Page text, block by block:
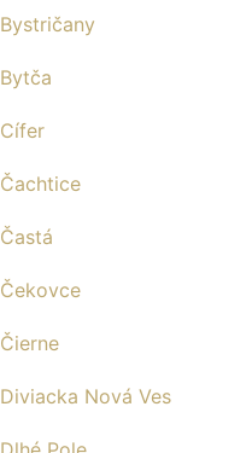
Bystričany
Bytča
Cífer
Čachtice
Častá
Čekovce
Čierne
Diviacka Nová Ves